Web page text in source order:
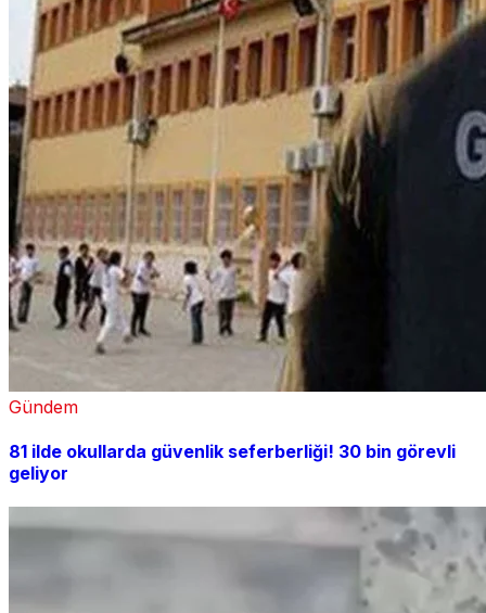
Gündem
81 ilde okullarda güvenlik seferberliği! 30 bin görevli
geliyor